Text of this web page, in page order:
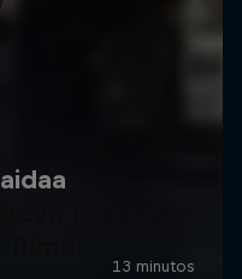
Historia: